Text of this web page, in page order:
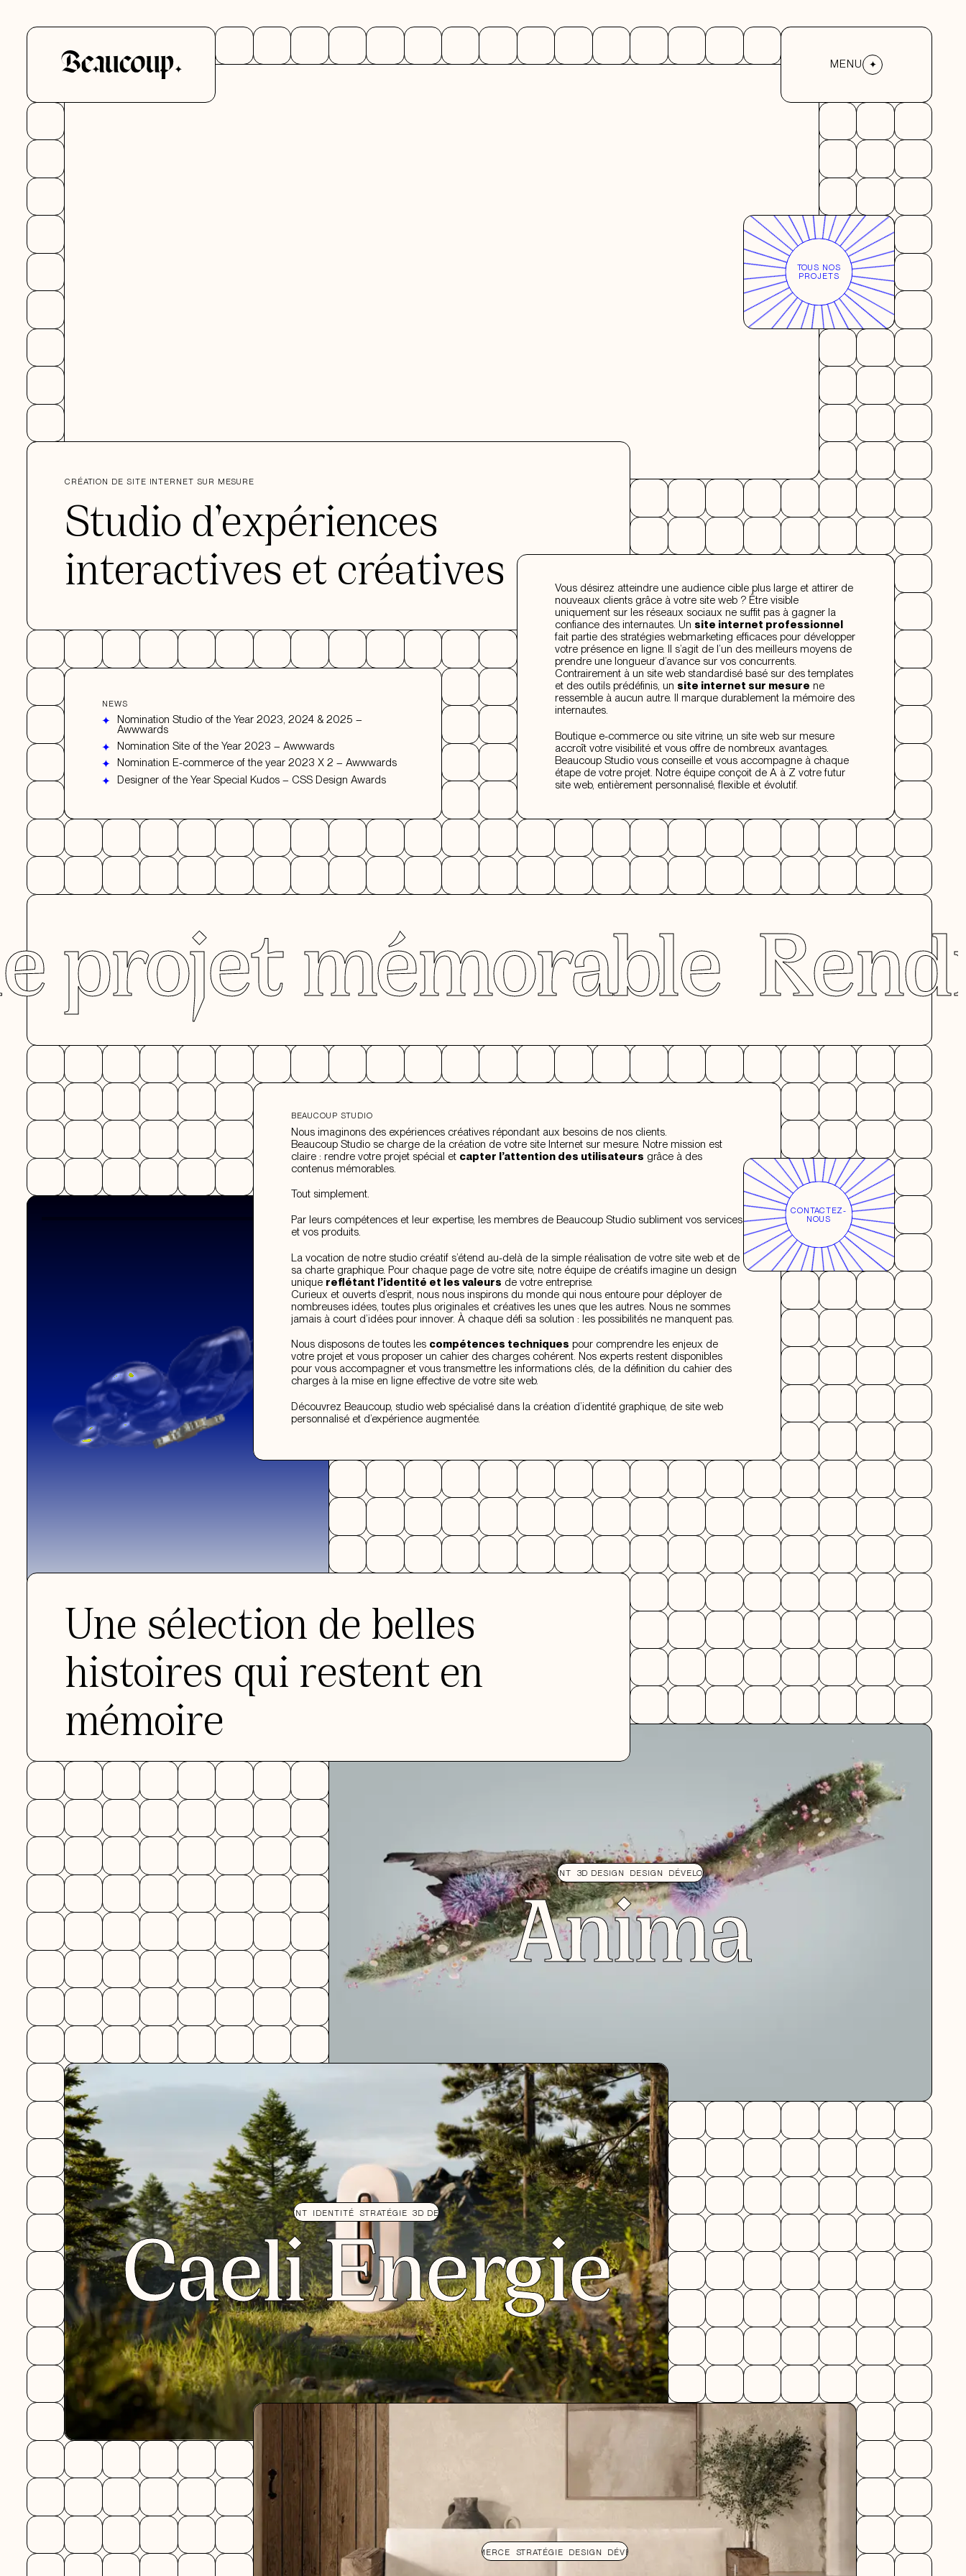
MENU
MENU
TOUS NOS
PROJETS
CRÉATION DE SITE INTERNET SUR MESURE
Studio d’expériences
interactives et créatives
Vous désirez atteindre une audience cible plus large et attirer de
nouveaux clients grâce à votre site web ? Être visible
uniquement sur les réseaux sociaux ne suffit pas à gagner la
confiance des internautes. Un site internet professionnel
fait partie des stratégies webmarketing efficaces pour développer
votre présence en ligne. Il s’agit de l’un des meilleurs moyens de
prendre une longueur d’avance sur vos concurrents.
Contrairement à un site web standardisé basé sur des templates
et des outils prédéfinis, un site internet sur mesure ne
ressemble à aucun autre. Il marque durablement la mémoire des
internautes.
Boutique e-commerce ou site vitrine, un site web sur mesure
accroît votre visibilité et vous offre de nombreux avantages.
Beaucoup Studio vous conseille et vous accompagne à chaque
étape de votre projet. Notre équipe conçoit de A à Z votre futur
site web, entièrement personnalisé, flexible et évolutif.
NEWS
Nomination Studio of the Year 2023, 2024 & 2025 –
Awwwards
Nomination Site of the Year 2023 – Awwwards
Nomination E-commerce of the year 2023 X 2 – Awwwards
Designer of the Year Special Kudos – CSS Design Awards
mémorable Rendre
BEAUCOUP STUDIO
Nous imaginons des expériences créatives répondant aux besoins de nos clients.
Beaucoup Studio se charge de la création de votre site Internet sur mesure. Notre mission est
claire : rendre votre projet spécial et capter l’attention des utilisateurs grâce à des
contenus mémorables.
Tout simplement.
Par leurs compétences et leur expertise, les membres de Beaucoup Studio subliment vos services
et vos produits.
La vocation de notre studio créatif s’étend au-delà de la simple réalisation de votre site web et de
sa charte graphique. Pour chaque page de votre site, notre équipe de créatifs imagine un design
unique reflétant l’identité et les valeurs de votre entreprise.
Curieux et ouverts d’esprit, nous nous inspirons du monde qui nous entoure pour déployer de
nombreuses idées, toutes plus originales et créatives les unes que les autres. Nous ne sommes
jamais à court d’idées pour innover. À chaque défi sa solution : les possibilités ne manquent pas.
Nous disposons de toutes les compétences techniques pour comprendre les enjeux de
votre projet et vous proposer un cahier des charges cohérent. Nos experts restent disponibles
pour vous accompagner et vous transmettre les informations clés, de la définition du cahier des
charges à la mise en ligne effective de votre site web.
Découvrez Beaucoup, studio web spécialisé dans la création d’identité graphique, de site web
personnalisé et d’expérience augmentée.
CONTACTEZ-
NOUS
Une sélection de belles
histoires qui restent en
mémoire
3D DESIGN DESIGN DÉVELOPPEMENT 3D DESIGN DESIGN DÉVELOPPEMENT
Anima
3D DESIGN DESIGN DÉVELOPPEMENT IDENTITÉ STRATÉGIE 3D DESIGN DESIGN DÉVELOPPEMENT IDENTITÉ STRATÉGIE
Caeli Energie
DESIGN DÉVELOPPEMENT E-COMMERCE STRATÉGIE DESIGN DÉVELOPPEMENT E-COMMERCE STRATÉGIE